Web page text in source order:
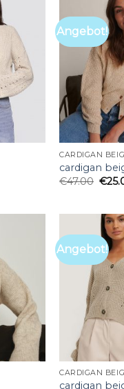
Angebot!
CARDIGAN
cardigan
€47.00 €
Angebot!
CARDIGAN
cardigan